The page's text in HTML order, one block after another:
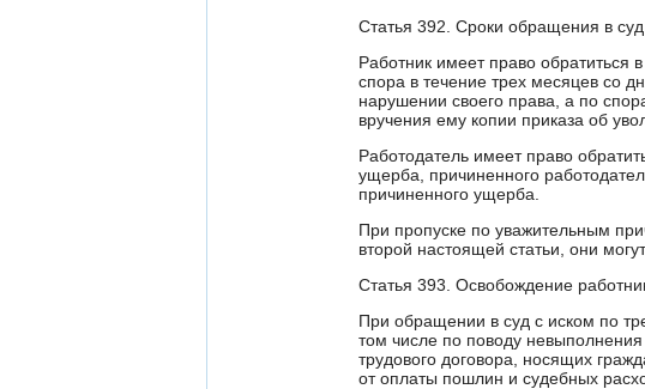
Статья 392. Сроки обращения в
Работник имеет право обратиться
спора в течение трех месяцев со
нарушении своего права, а по
вручения ему копии приказа об
Работодатель имеет право
ущерба, причиненного
причиненного ущерба.
При пропуске по уважительным
второй настоящей статьи, они
Статья 393. Освобождение
При обращении в суд с иском по
том числе по поводу
трудового договора, носящих
от оплаты пошлин и судебных